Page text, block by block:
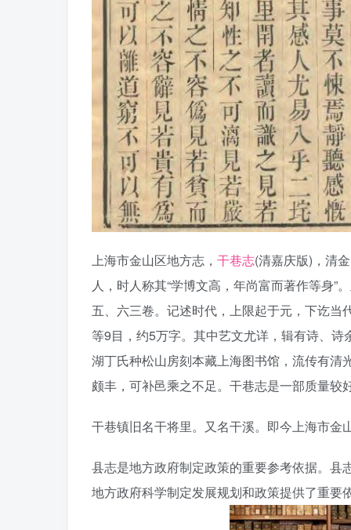
上海市金山区地方志， 干巷志(清嘉庆版)，清
人，时人称其“学博文高，年尚富而著作等身
五、六三卷。记述时代，上限起于元，下讫
等9目，约5万字。其中艺文尤详，辑有诗、
湖丁氏种松山房刻本藏上海图书馆，流传有
颇丰，可补邑乘之不足。干巷志是一部质量较
干巷镇旧名干将里。又名干溪。即今上海市
县志是地方政府制定政策的重要参考依据。
地方政府科学制定发展规划和政策提供了重要